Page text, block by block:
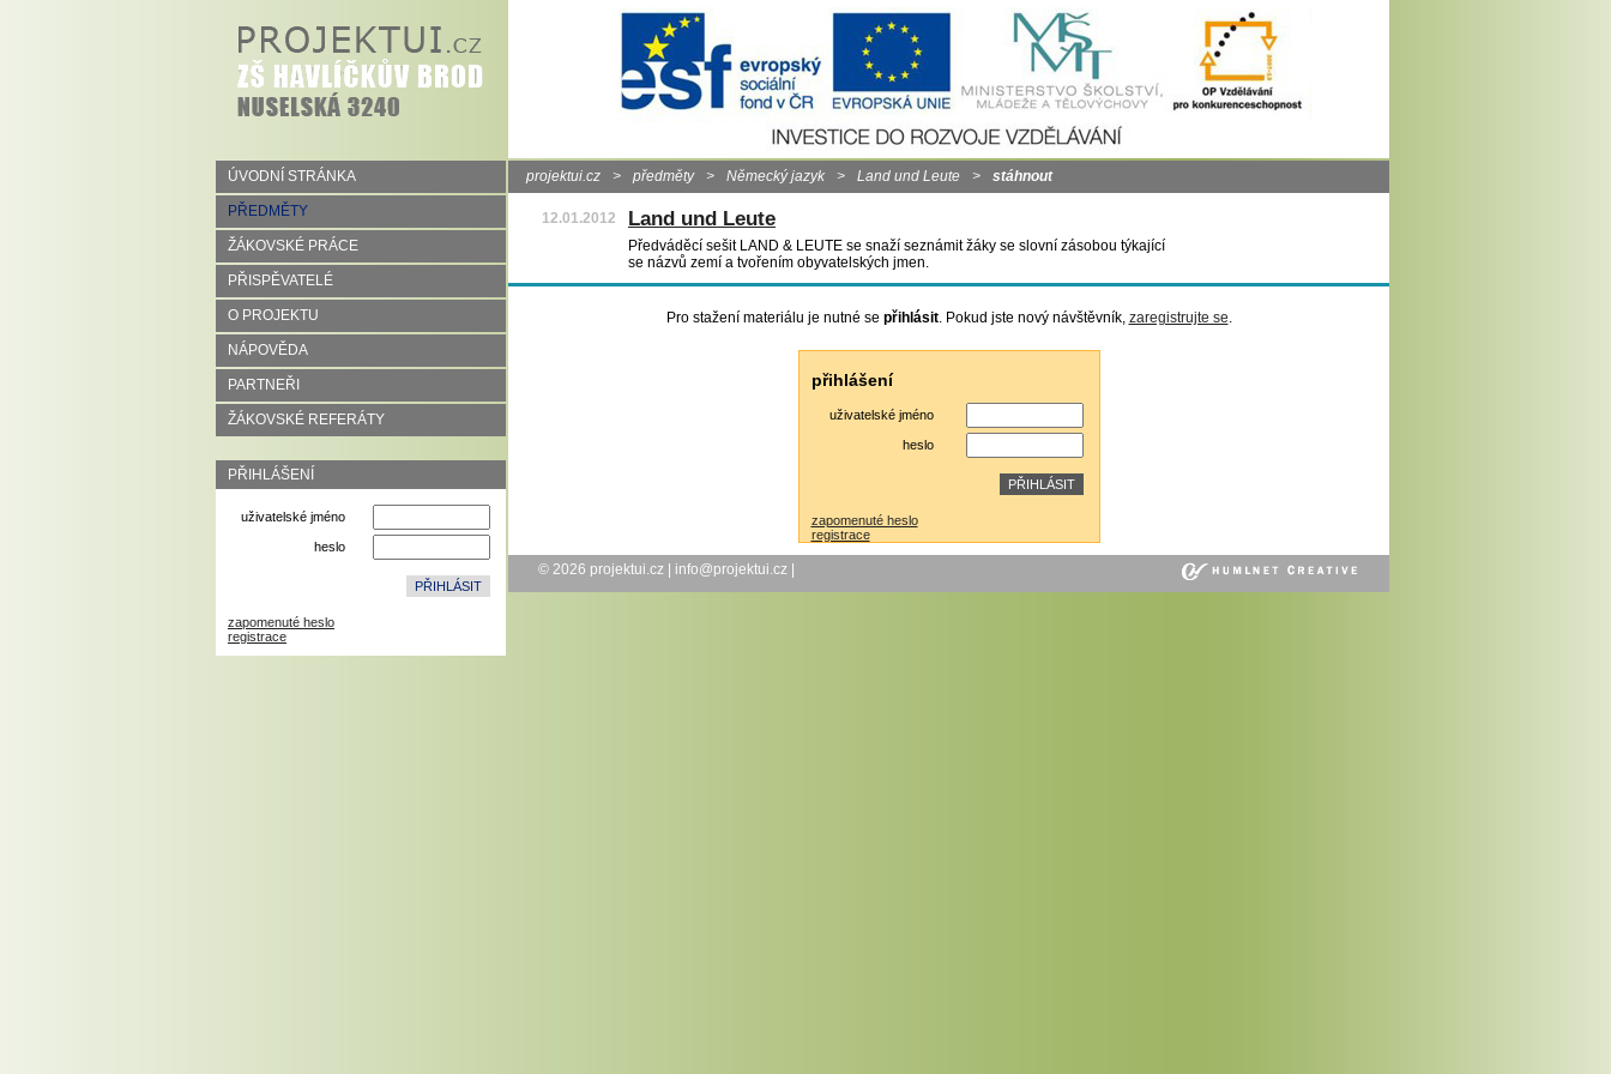
ÚVODNÍ STRÁNKA
PŘEDMĚTY
ŽÁKOVSKÉ PRÁCE
PŘISPĚVATELÉ
O PROJEKTU
NÁPOVĚDA
PARTNEŘI
ŽÁKOVSKÉ REFERÁTY
PŘIHLÁŠENÍ
uživatelské jméno
heslo
zapomenuté heslo
registrace
projektui.cz > předměty > Německý jazyk > Land und Leute > stáhnout
12.01.2012 Land und Leute
Předváděcí sešit LAND & LEUTE se snaží seznámit žáky se slovní zásobou týkající
se názvů zemí a tvořením obyvatelských jmen.
Pro stažení materiálu je nutné se přihlásit. Pokud jste nový návštěvník, zaregistrujte se.
přihlášení
uživatelské jméno
heslo
zapomenuté heslo
registrace
© 2026 projektui.cz info@projektui.cz